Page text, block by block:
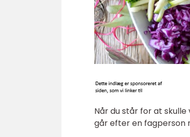
Når du står for at
går efter en fagperson